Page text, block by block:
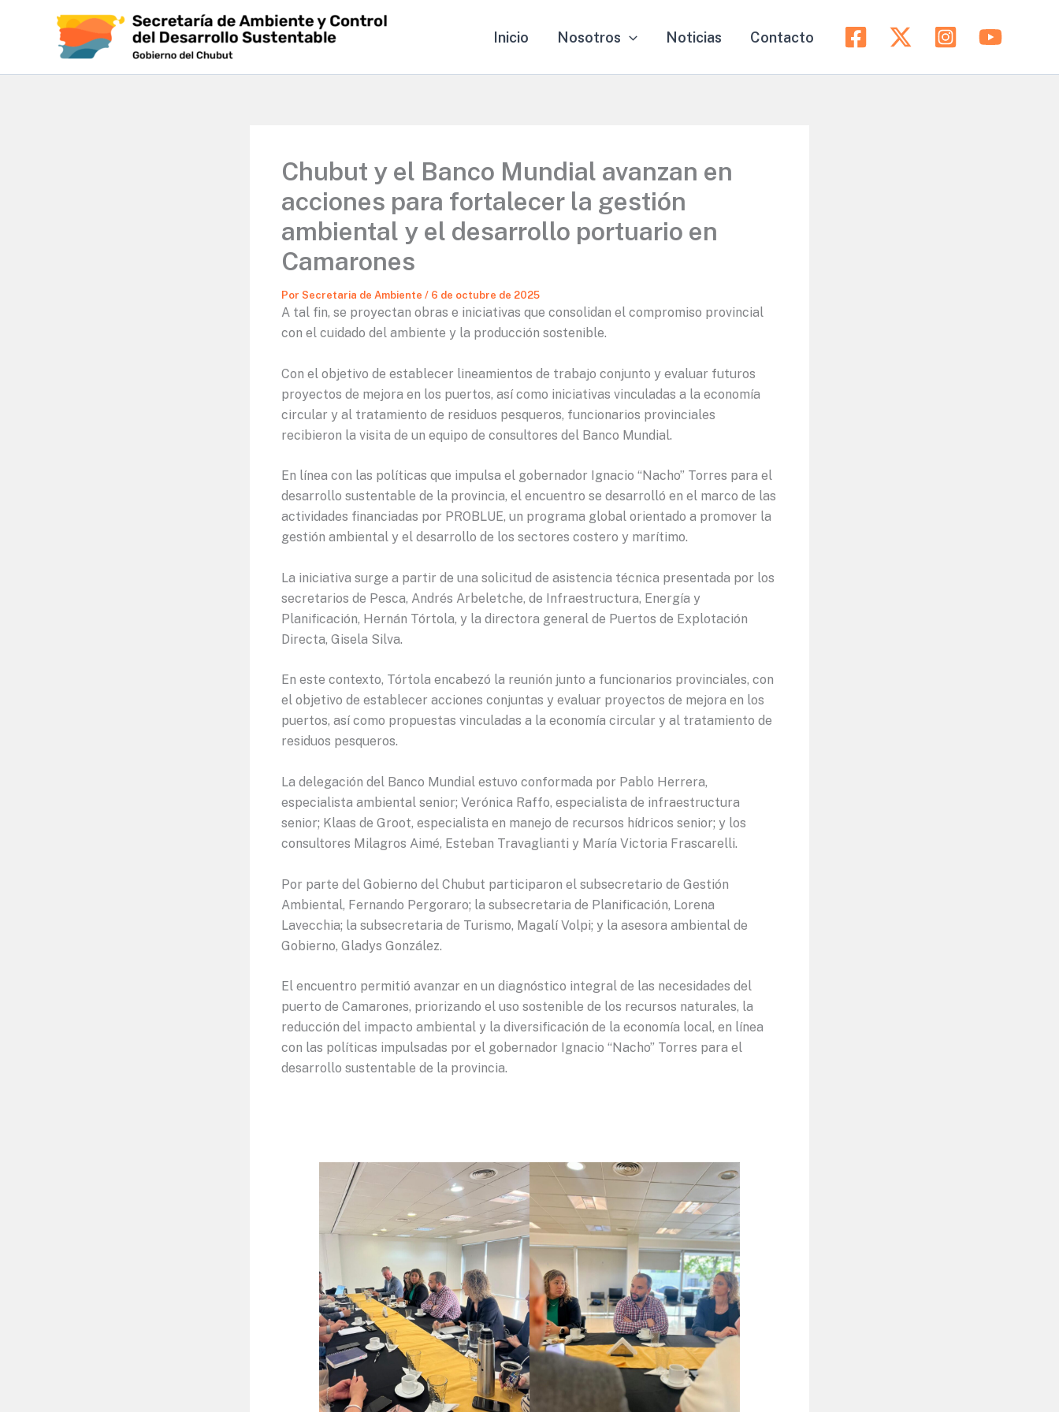
Inicio Nosotros Noticias Contacto
Chubut y el Banco Mundial avanzan en
acciones para fortalecer la gestión
ambiental y el desarrollo portuario en
Camarones
Por Secretaria de Ambiente / 6 de octubre de 2025
A tal fin, se proyectan obras e iniciativas que consolidan el compromiso provincial
con el cuidado del ambiente y la producción sostenible.
Con el objetivo de establecer lineamientos de trabajo conjunto y evaluar futuros
proyectos de mejora en los puertos, así como iniciativas vinculadas a la economía
circular y al tratamiento de residuos pesqueros, funcionarios provinciales
recibieron la visita de un equipo de consultores del Banco Mundial.
En línea con las políticas que impulsa el gobernador Ignacio “Nacho” Torres para el
desarrollo sustentable de la provincia, el encuentro se desarrolló en el marco de las
actividades financiadas por PROBLUE, un programa global orientado a promover la
gestión ambiental y el desarrollo de los sectores costero y marítimo.
La iniciativa surge a partir de una solicitud de asistencia técnica presentada por los
secretarios de Pesca, Andrés Arbeletche, de Infraestructura, Energía y
Planificación, Hernán Tórtola, y la directora general de Puertos de Explotación
Directa, Gisela Silva.
En este contexto, Tórtola encabezó la reunión junto a funcionarios provinciales, con
el objetivo de establecer acciones conjuntas y evaluar proyectos de mejora en los
puertos, así como propuestas vinculadas a la economía circular y al tratamiento de
residuos pesqueros.
La delegación del Banco Mundial estuvo conformada por Pablo Herrera,
especialista ambiental senior; Verónica Raffo, especialista de infraestructura
senior; Klaas de Groot, especialista en manejo de recursos hídricos senior; y los
consultores Milagros Aimé, Esteban Travaglianti y María Victoria Frascarelli.
Por parte del Gobierno del Chubut participaron el subsecretario de Gestión
Ambiental, Fernando Pergoraro; la subsecretaria de Planificación, Lorena
Lavecchia; la subsecretaria de Turismo, Magalí Volpi; y la asesora ambiental de
Gobierno, Gladys González.
El encuentro permitió avanzar en un diagnóstico integral de las necesidades del
puerto de Camarones, priorizando el uso sostenible de los recursos naturales, la
reducción del impacto ambiental y la diversificación de la economía local, en línea
con las políticas impulsadas por el gobernador Ignacio “Nacho” Torres para el
desarrollo sustentable de la provincia.